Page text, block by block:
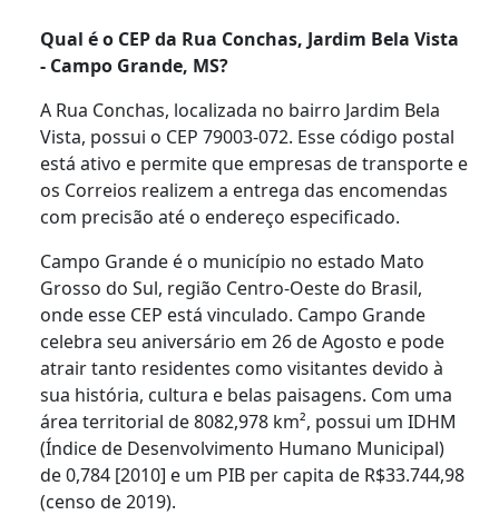
Qual é o CEP da Rua Conchas, Jardim Bela Vista
- Campo Grande, MS?
A Rua Conchas, localizada no bairro Jardim Bela
Vista, possui o CEP 79003-072. Esse código postal
está ativo e permite que empresas de transporte e
os Correios realizem a entrega das encomendas
com precisão até o endereço especificado.
Campo Grande é o município no estado Mato
Grosso do Sul, região Centro-Oeste do Brasil,
onde esse CEP está vinculado. Campo Grande
celebra seu aniversário em 26 de Agosto e pode
atrair tanto residentes como visitantes devido à
sua história, cultura e belas paisagens. Com uma
área territorial de 8082,978 km², possui um IDHM
(Índice de Desenvolvimento Humano Municipal)
de 0,784 [2010] e um PIB per capita de R$33.744,98
(censo de 2019).